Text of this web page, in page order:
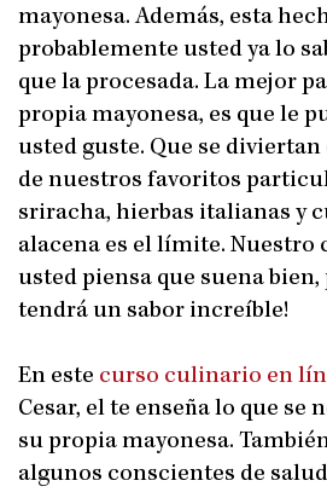
mayonesa. Además, esta
probablemente usted ya lo
que la procesada. La mejor
propia mayonesa, es que le
usted guste. Que se
de nuestros favoritos
sriracha, hierbas italianas y
alacena es el límite. Nuestro
usted piensa que suena
tendrá un sabor increíble!
En este curso culinario en
Cesar, el te enseña lo que se
su propia mayonesa.
algunos conscientes de